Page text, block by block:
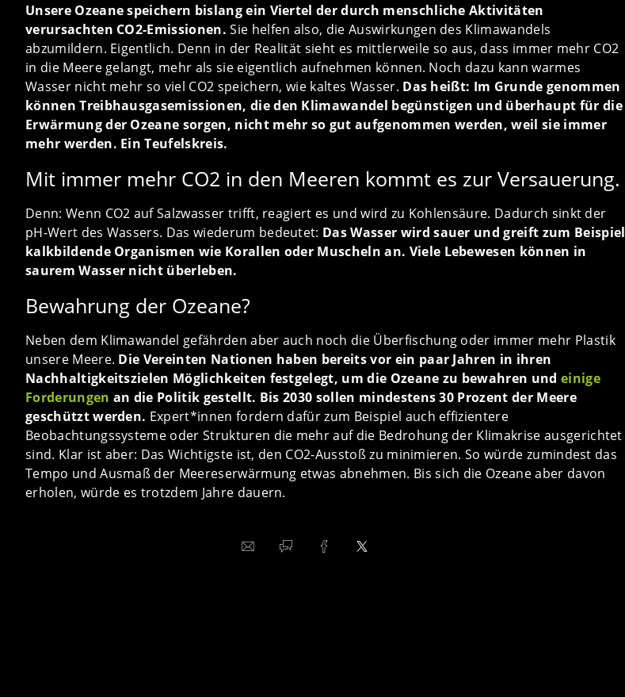
Unsere Ozeane speichern bislang ein Viertel der durch menschliche Aktivitäten
verursachten CO2-Emissionen.Sie helfen also, die Auswirkungen des Klimawandels
abzumildern. Eigentlich. Denn in der Realität sieht es mittlerweile so aus, dass immer mehr CO2
in die Meere gelangt, mehr als sie eigentlich aufnehmen können. Noch dazu kann warmes
Wasser nicht mehr so viel CO2 speichern, wie kaltes Wasser. Das heißt: Im Grunde genommen
können Treibhausgasemissionen, die den Klimawandel begünstigen und überhaupt für die
Erwärmung der Ozeane sorgen, nicht mehr so gut aufgenommen werden, weil sie immer
mehr werden. Ein Teufelskreis.
Mit immer mehr CO2 in den Meeren kommt es zur Versauerung.
Denn: Wenn CO2 auf Salzwasser trifft, reagiert es und wird zu Kohlensäure. Dadurch sinkt der
pH-Wert des Wassers. Das wiederum bedeutet: Das Wasser wird sauer und greift zum Beispiel
kalkbildende Organismen wie Korallen oder Muscheln an. Viele Lebewesen können in
saurem Wasser nicht überleben.
Bewahrung der Ozeane?
Neben dem Klimawandel gefährden aber auch noch die Überfischung oder immer mehr Plastik
unsere Meere. Die Vereinten Nationen haben bereits vor ein paar Jahren in ihren
Nachhaltigkeitszielen Möglichkeiten festgelegt, um die Ozeane zu bewahren und einige
Forderungen an die Politik gestellt. Bis 2030 sollen mindestens 30 Prozent der Meere
geschützt werden. Expert*innen fordern dafür zum Beispiel auch effizientere
Beobachtungssysteme oder Strukturen die mehr auf die Bedrohung der Klimakrise ausgerichtet
sind. Klar ist aber: Das Wichtigste ist, den CO2-Ausstoß zu minimieren. So würde zumindest das
Tempo und Ausmaß der Meereserwärmung etwas abnehmen. Bis sich die Ozeane aber davon
erholen, würde es trotzdem Jahre dauern.